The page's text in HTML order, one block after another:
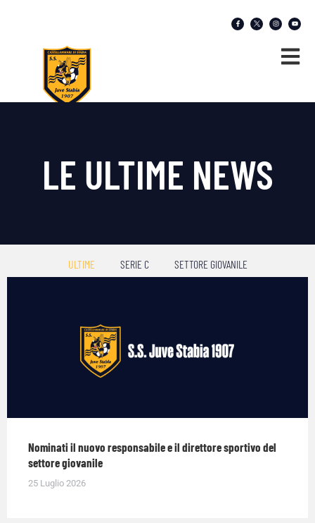
LE ULTIME NEWS
ULTIME SERIE C SETTORE GIOVANILE
Nominati il nuovo responsabile e il direttore sportivo del
settore giovanile
25 Luglio 2026